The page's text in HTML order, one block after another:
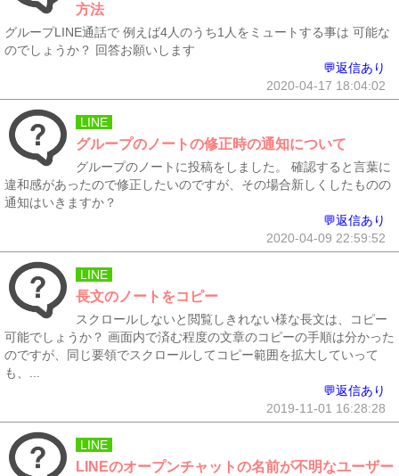
方法
グループLINE通話で 例えば4人のうち1人をミュートする事は 可能な
のでしょうか？ 回答お願いします
💬返信あり
2020-04-17 18:04:02
LINE
グループのノートの修正時の通知について
グループのノートに投稿をしました。 確認すると言葉に
違和感があったので修正したいのですが、その場合新しくしたものの
通知はいきますか？
💬返信あり
2020-04-09 22:59:52
LINE
長文のノートをコピー
スクロールしないと閲覧しきれない様な長文は、コピー
可能でしょうか？ 画面内で済む程度の文章のコピーの手順は分かった
のですが、同じ要領でスクロールしてコピー範囲を拡大していって
も、...
💬返信あり
2019-11-01 16:28:28
LINE
LINEのオープンチャットの名前が不明なユーザー